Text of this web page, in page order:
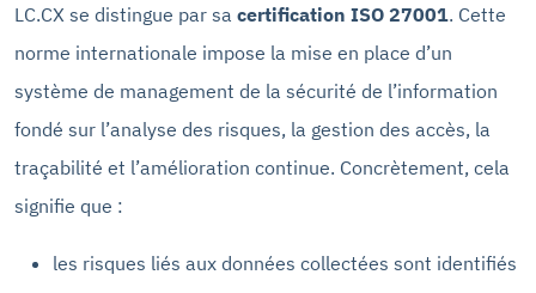
LC.CX se distingue par sa certification ISO 27001. Cette
norme internationale impose la mise en place d’un
système de management de la sécurité de l’information
fondé sur l’analyse des risques, la gestion des accès, la
traçabilité et l’amélioration continue. Concrètement, cela
signifie que :
les risques liés aux données collectées sont identifiés